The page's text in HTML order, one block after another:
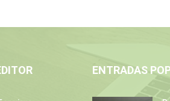
ENTRADAS